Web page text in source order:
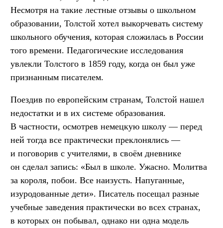
Несмотря на такие лестные отзывы о школьном
образовании, Толстой хотел выкорчевать систему
школьного обучения, которая сложилась в России
того времени. Педагогические исследования
увлекли Толстого в 1859 году, когда он был уже
признанным писателем.
Поездив по европейским странам, Толстой нашел
недостатки и в их системе образования.
В частности, осмотрев немецкую школу — перед
ней тогда все практически преклонялись —
и поговорив с учителями, в своём дневнике
он сделал запись: «Был в школе. Ужасно. Молитва
за короля, побои. Все наизусть. Напуганные,
изуродованные дети». Писатель посещал разные
учебные заведения практически во всех странах,
в которых он побывал, однако ни одна модель